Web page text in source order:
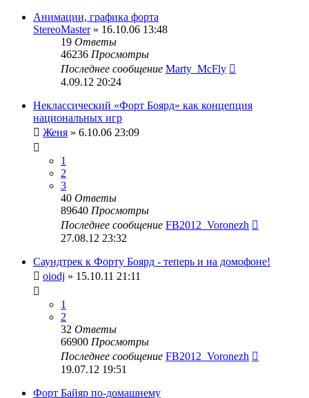
Анимации, графика форта
StereoMaster» 16.10.06 13:48
19 Ответы
46236 Просмотры
Последнее сообщение Marty_McFly
4.09.12 20:24
Неклассический «Форт Боярд» как концепция
национальных игр
Женя » 6.10.06 23:09
1
2
3
40 Ответы
89640 Просмотры
Последнее сообщение FB2012_Voronezh
27.08.12 23:32
Саундтрек к Форту Боярд - теперь и на домофоне!
oiodj » 15.10.11 21:11
1
2
32 Ответы
66900 Просмотры
Последнее сообщение FB2012_Voronezh
19.07.12 19:51
Форт Байяр по-домашнему